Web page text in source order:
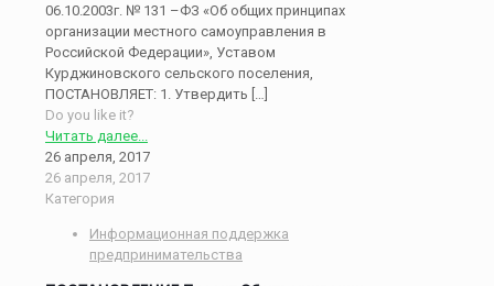
06.10.2003г. № 131 –ФЗ «Об общих принципах
организации местного самоуправления в
Российской Федерации», Уставом
Курджиновского сельского поселения,
ПОСТАНОВЛЯЕТ: 1. Утвердить
Do you like it?
Читать далее...
26 апреля, 2017
26 апреля, 2017
Категория
Информационная поддержка
предпринимательства